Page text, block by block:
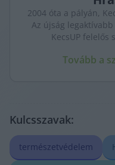
2004 óta a pályán,
Az újság
KecsUP felelős
arca és a háttérben
Tovább a
Kulcsszavak:
természetvédelem